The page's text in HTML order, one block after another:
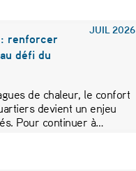
JUIL 2026
: renforcer
défi du
de chaleur, le confort
devient un enjeu
Pour continuer à…